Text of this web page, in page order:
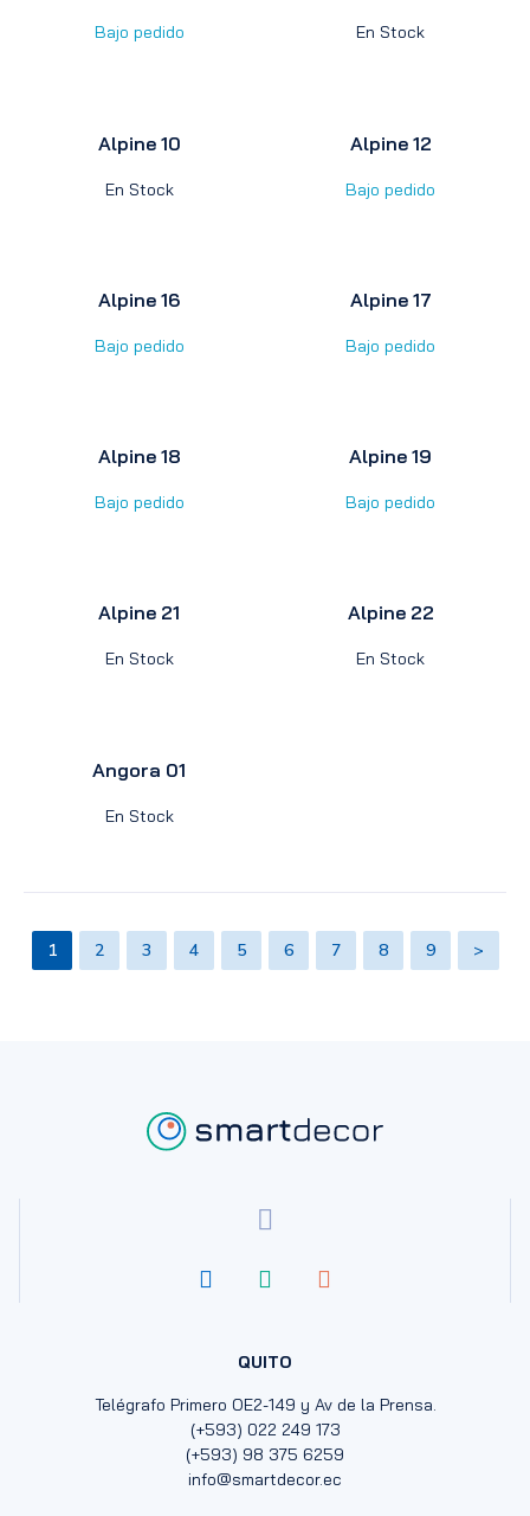
Bajo pedido En Stock
Alpine 10
En Stock
Alpine 12
Bajo pedido
Alpine 16
Bajo pedido
Alpine 17
Bajo pedido
Alpine 18
Bajo pedido
Alpine 19
Bajo pedido
Alpine 21
En Stock
Alpine 22
En Stock
Angora 01
En Stock
1 2 3 4 5 6 7 8 9 >
QUITO
Telégrafo Primero OE2-149 y Av de la Prensa.
(+593) 022 249 173
(+593) 98 375 6259
info@smartdecor.ec